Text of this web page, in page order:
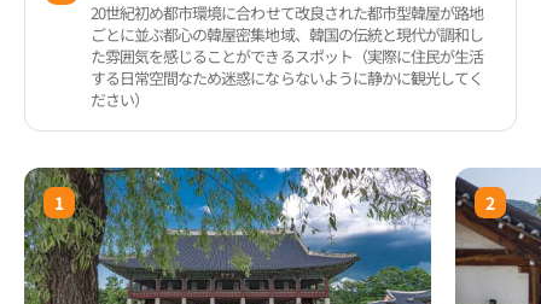
20世紀初め都市環境に合わせて改良された都市型韓屋が路地
ごとに並ぶ都心の韓屋密集地域、韓国の伝統と現代が調和し
た雰囲気を感じることができるスポット（実際に住民が生活
する日常空間なため迷惑にならないように静かに観光してく
ださい）
1 2